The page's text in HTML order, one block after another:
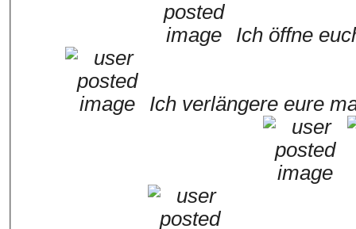
Ich öffne
Ich verlängere eure